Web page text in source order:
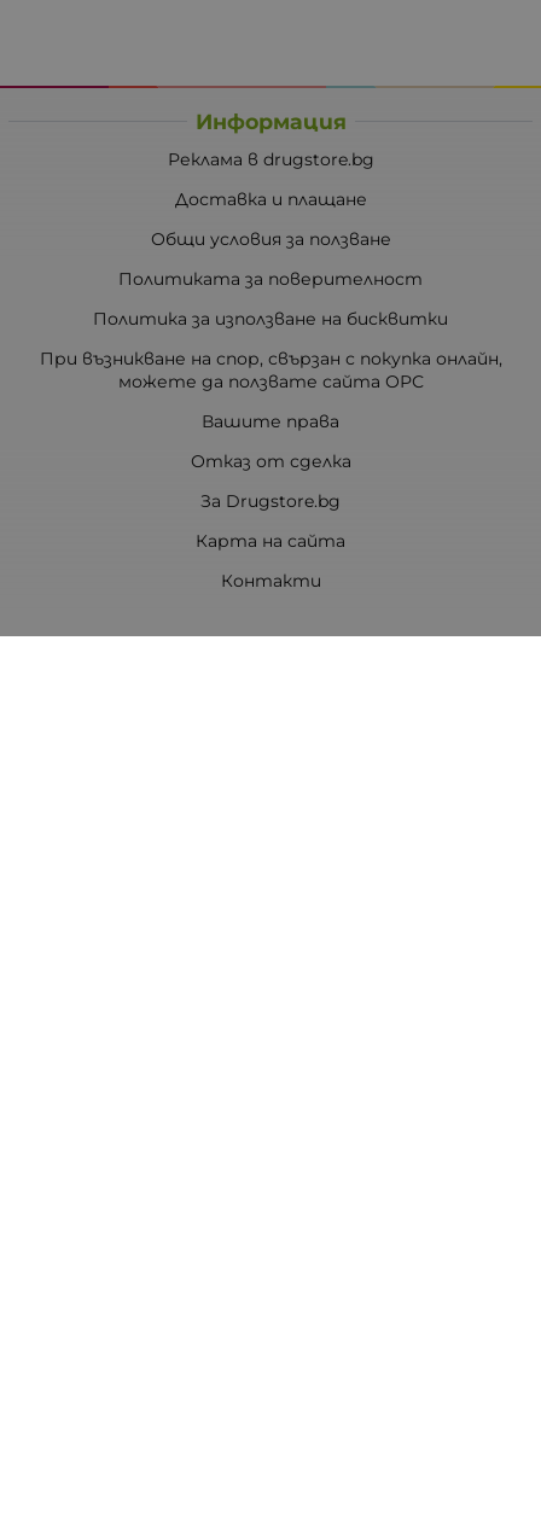
Информация
Реклама в drugstore.bg
Доставка и плащане
Общи условия за ползване
Политиката за поверителност
Политика за използване на бисквитки
При възникване на спор, свързан с покупка онлайн,
можете да ползвате сайта ОРС
Вашите права
Отказ от сделка
За Drugstore.bg
Карта на сайта
Контакти